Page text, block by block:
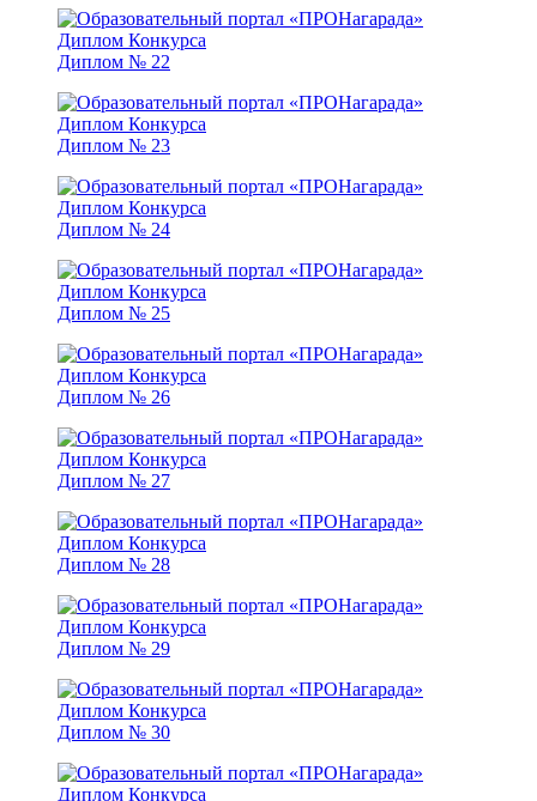
Диплом № 22
Диплом № 23
Диплом № 24
Диплом № 25
Диплом № 26
Диплом № 27
Диплом № 28
Диплом № 29
Диплом № 30